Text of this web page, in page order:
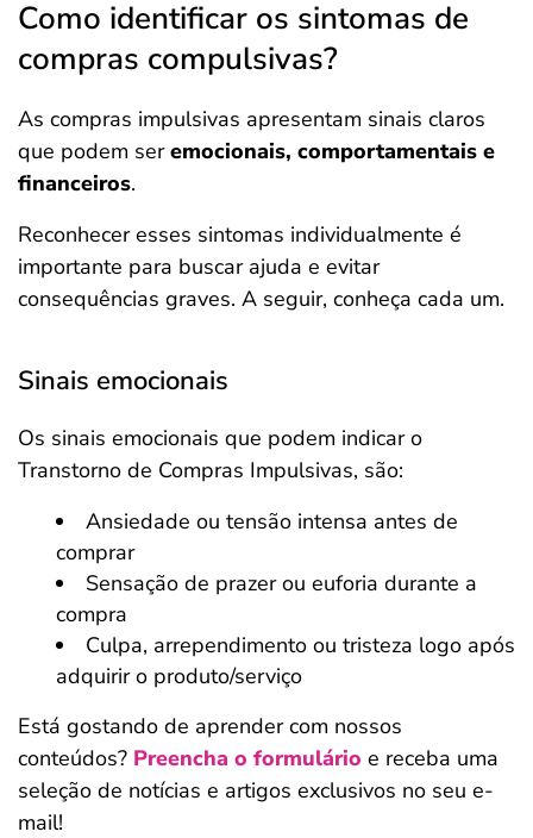
Como identificar os sintomas de
compras compulsivas?
As compras impulsivas apresentam sinais claros
que podem seremocionais, comportamentais e
financeiros.
Reconhecer esses sintomas individualmente é
importante para buscar ajuda e evitar
consequências graves. A seguir, conheça cada um.
Sinais emocionais
Os sinais emocionais que podem indicar o
Transtorno de Compras Impulsivas, são:
Ansiedade ou tensão intensa antes de
comprar
Sensação de prazer ou euforia durante a
compra
Culpa, arrependimento ou tristeza logo após
adquirir o produto/serviço
Está gostando de aprender com nossos
conteúdos? Preencha o formulário e receba uma
seleção de notícias e artigos exclusivos no seu e-
mail!